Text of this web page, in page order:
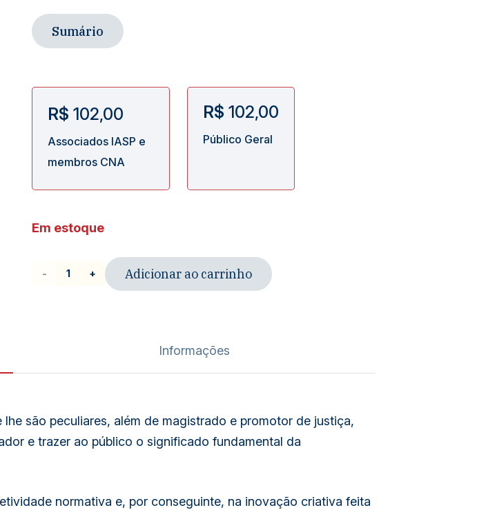
Sumário
R$ 102,00
Associados IASP e
membros CNA
R$ 102,00
Público Geral
Em estoque
Livro
Banco
e
CVM
nº
Adicionar ao carrinho
Informações
são peculiares, além de magistrado e promotor de justiça,
e trazer ao público o significado fundamental da
normativa e, por conseguinte, na inovação criativa feita